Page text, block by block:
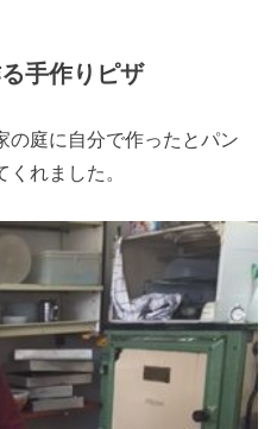
手作りピザ
の庭に自分で作ったとパン
れました。